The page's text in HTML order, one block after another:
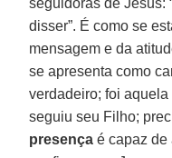
disser”. É como se
mensagem e da
se apresenta como
verdadeiro; foi
seguiu seu Filho;
presença é capaz de